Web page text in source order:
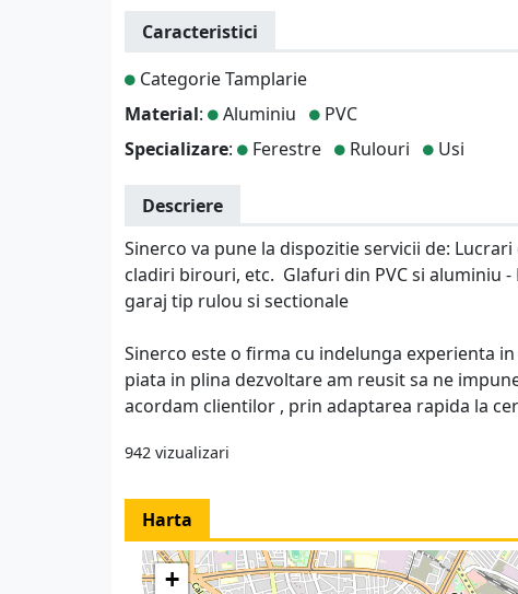
Caracteristici
Categorie Tamplarie
Material: Aluminiu
PVC
Specializare: Ferestre Rulouri Usi
Descriere
Sinerco va pune la dispozitie servicii de:
cladiri birouri, etc. Glafuri din PVC si aluminiu
garaj tip rulou si sectionale
Sinerco este o firma cu indelunga experienta
piata in plina dezvoltare am reusit sa ne
acordam clientilor , prin adaptarea rapida la
942 vizualizari
Harta
+